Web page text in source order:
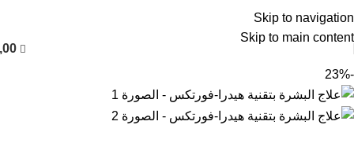
Skip to navigation
Skip to main content
العربية
-23%